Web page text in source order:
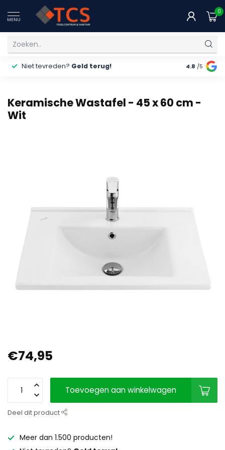
MENU
0
Niet tevreden? Geld terug! Gratis
4.8 /5
Keramische Wastafel - 45 x 60 cm -
Wit
€74,95
Toevoegen aan winkelwagen
Deel dit product
Meer dan 1.500 producten!